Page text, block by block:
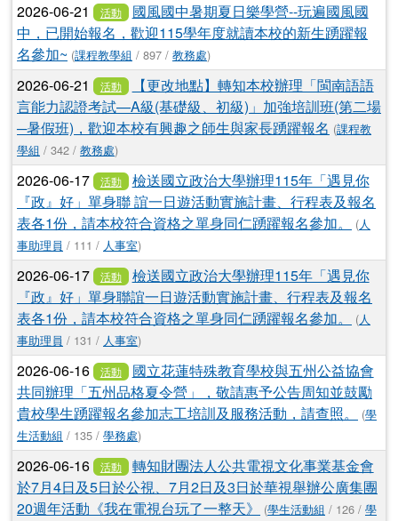
2026-06-21 活動
國風國中暑期夏日樂學營--玩遍國風國
中，已開始報名，歡迎115學年度就讀本校的新生踴躍報
名參加~ (課程教學組 / 897 / 教務處)
2026-06-21 活動
【更改地點】轉知本校辦理「閩南語語
言能力認證考試—A級(基礎級、初級)」加強培訓班(第二場
─暑假班)，歡迎本校有興趣之師生與家長踴躍報名 (課程教
學組 / 342 / 教務處)
2026-06-17 活動
檢送國立政治大學辦理115年「遇見你
『政』好」單身聯 誼一日遊活動實施計畫、行程表及報名
表各1份，請本校符合資格之單身同仁踴躍報名參加。
(人
事助理員 / 111 / 人事室)
2026-06-17 活動
檢送國立政治大學辦理115年「遇見你
『政』好」單身聯誼一日遊活動實施計畫、行程表及報名
表各1份，請本校符合資格之單身同仁踴躍報名參加。
(人
事助理員 / 131 / 人事室)
2026-06-16 活動
國立花蓮特殊教育學校與五州公益協會
共同辦理「五州品格夏令營」，敬請惠予公告周知並鼓勵
貴校學生踴躍報名參加志工培訓及服務活動，請查照。
(學
生活動組 / 135 / 學務處)
2026-06-16 活動
轉知財團法人公共電視文化事業基金會
於7月4日及5日於公視、7月2日及3日於華視舉辦公廣集團
20週年活動《我在電視台玩了一整天》
(學生活動組 / 126 / 學